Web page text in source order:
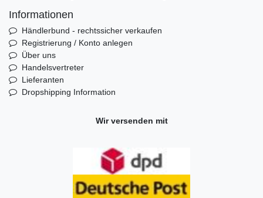
Informationen
Händlerbund - rechtssicher verkaufen
Registrierung / Konto anlegen
Über uns
Handelsvertreter
Lieferanten
Dropshipping Information
Wir versenden mit